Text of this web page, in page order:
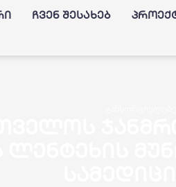
ჩვენ შესახებ
ლენტეხის